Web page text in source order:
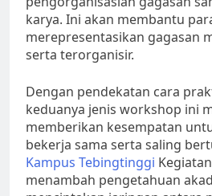
karya. Ini akan membantu
merepresentasikan gagasan
serta terorganisir.
Dengan pendekatan cara
keduanya jenis workshop ini
memberikan kesempatan
bekerja sama serta saling
Kampus Tebingtinggi
menambah pengetahuan